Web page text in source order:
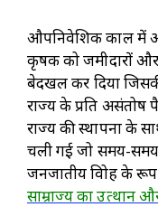
औपनिवेशिक काल में
कृषक को जमीदारों
बेदखल कर दिया
राज्य के प्रति
राज्य की स्थापना के
चली गई जो समय-समय
जनजातीय विद्रोह के
साम्राज्य का उत्थान